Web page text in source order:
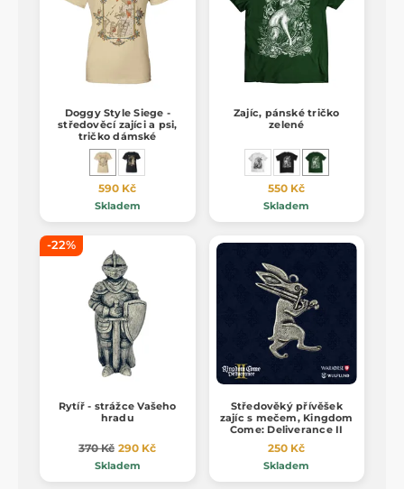
Doggy Style Siege -
středověcí zajíci a psi,
tričko dámské
590 Kč
Skladem
Zajíc, pánské tričko
zelené
550 Kč
Skladem
-22%
Rytíř - strážce Vašeho
hradu
370 Kč 290 Kč
Skladem
Středověký přívěšek
zajíc s mečem, Kingdom
Come: Deliverance II
250 Kč
Skladem